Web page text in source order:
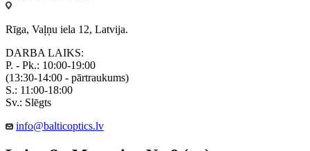
Rīga, Vaļņu iela 12, Latvija.
DARBA LAIKS:
P. - Pk.: 10:00-19:00
(13:30-14:00 - pārtraukums)
S.: 11:00-18:00
Sv.: Slēgts
info@balticoptics.lv